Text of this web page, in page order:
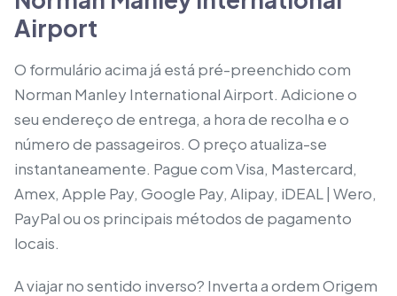
Airport
O formulário acima já está pré-preenchido com
Norman Manley International Airport. Adicione o
seu endereço de entrega, a hora de recolha e o
número de passageiros. O preço atualiza-se
instantaneamente. Pague com Visa, Mastercard,
Amex, Apple Pay, Google Pay, Alipay, iDEAL | Wero,
PayPal ou os principais métodos de pagamento
locais.
A viajar no sentido inverso? Inverta a ordem Origem